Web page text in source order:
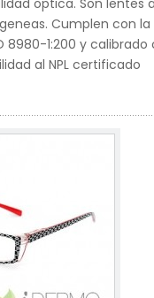
optica. Son lentes
Cumplen con
8980-1:200 y
al NPL certificado